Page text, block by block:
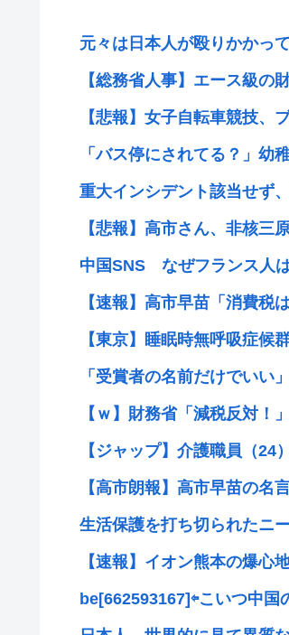
元々は日本人が殴りかかっ
【総務省人事】エース級の
【悲報】女子自転車競技、
「バス停にされてる？」
重大インシデント該当せず
【悲報】高市さん、非核三
中国SNS なぜフランス人
【速報】高市早苗「消費税
【東京】睡眠時無呼吸症候
「受賞者の名前だけでいい
【ｗ】財務省「減税反対
【ジャップ】介護職員（24
【高市朗報】高市早苗の名
生活保護を打ち切られたニ
【速報】イオン熊本の爆
be[662593167]⇦こいつ中国